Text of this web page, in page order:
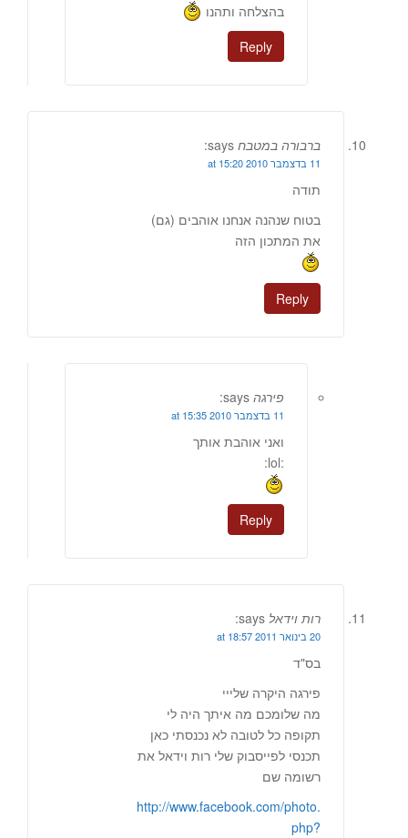
בהצלחה ותהנו
Reply
ברבורה במטבח says:
11 בדצמבר 2010 at 15:20
תודה
בטוח שנהנה אנחנו אוהבים (גם)
את המתכון הזה
Reply
פירגה says:
11 בדצמבר 2010 at 15:35
ואני אוהבת אותך
:lol:
Reply
רות וידאל says:
20 בינואר 2011 at 18:57
בס"ד
פירגה היקרה שלייי
מה שלומכם מה איתך היה לי
תקופה כל לטובה לא נכנסתי כאן
תכנסי לפייסבוק שלי רות וידאל את
רשומה שם
http://www.facebook.com/photo.
php?